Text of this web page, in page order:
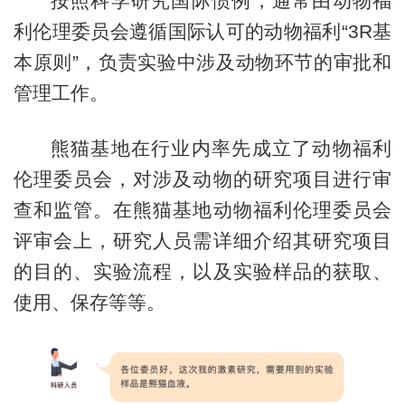
利伦理委员会遵循国际认可的动物福利“3R基
本原则”，负责实验中涉及动物环节的审批和
管理工作。
熊猫基地在行业内率先成立了动物福利
伦理委员会，对涉及动物的研究项目进行审
查和监管。在熊猫基地动物福利伦理委员会
评审会上，研究人员需详细介绍其研究项目
的目的、实验流程，以及实验样品的获取、
使用、保存等等。